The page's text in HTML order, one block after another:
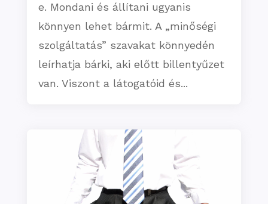
e. Mondani és állítani ugyanis
könnyen lehet bármit. A „minőségi
szolgáltatás” szavakat könnyedén
leírhatja bárki, aki előtt billentyűzet
van. Viszont a látogatóid és...